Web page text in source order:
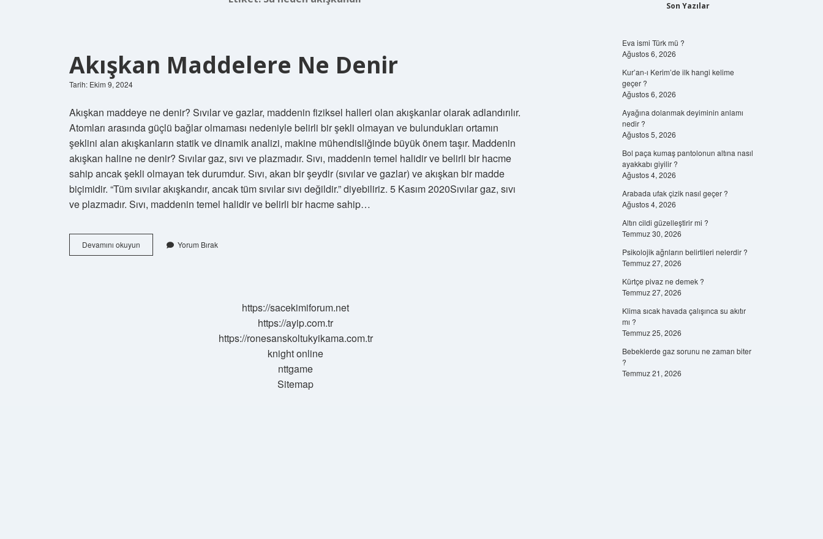
Akışkan Maddelere Ne Denir
Tarih: Ekim 9, 2024
Akışkan maddeye ne denir? Sıvılar ve gazlar, maddenin fiziksel halleri olan akışkanlar olarak adlandırılır.
Atomları arasında güçlü bağlar olmaması nedeniyle belirli bir şekli olmayan ve bulundukları ortamın
şeklini alan akışkanların statik ve dinamik analizi, makine mühendisliğinde büyük önem taşır. Maddenin
akışkan haline ne denir? Sıvılar gaz, sıvı ve plazmadır. Sıvı, maddenin temel halidir ve belirli bir hacme
sahip ancak şekli olmayan tek durumdur. Sıvı, akan bir şeydir (sıvılar ve gazlar) ve akışkan bir madde
biçimidir. “Tüm sıvılar akışkandır, ancak tüm sıvılar sıvı değildir.” diyebiliriz. 5 Kasım 2020Sıvılar gaz, sıvı
ve plazmadır. Sıvı, maddenin temel halidir ve belirli bir hacme sahip…
Devamını okuyun
Maddelere
Yorum Bırak
https://sacekimiforum.net
https://ayip.com.tr
https://ronesanskoltukyikama.com.tr
knight online
nttgame
Sitemap
Son Yazılar
Eva ismi Türk mü ?
Ağustos 6, 2026
Kur’an-ı Kerim’de ilk hangi kelime
geçer ?
Ağustos 6, 2026
Ayağına dolanmak deyiminin anlamı
nedir ?
Ağustos 5, 2026
Bol paça kumaş pantolonun altına nasıl
ayakkabı giyilir ?
Ağustos 4, 2026
Arabada ufak çizik nasıl geçer ?
Ağustos 4, 2026
Altın cildi güzelleştirir mi ?
Temmuz 30, 2026
Psikolojik ağrıların belirtileri nelerdir ?
Temmuz 27, 2026
Kürtçe pivaz ne demek ?
Temmuz 27, 2026
Klima sıcak havada çalışınca su akıtır
mı ?
Temmuz 25, 2026
Bebeklerde gaz sorunu ne zaman biter
?
Temmuz 21, 2026